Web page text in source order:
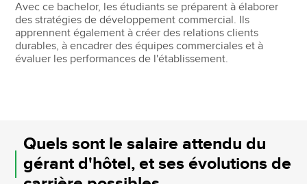
Avec ce bachelor, les étudiants se préparent à élaborer
des stratégies de développement commercial. Ils
apprennent également à créer des relations clients
durables, à encadrer des équipes commerciales et à
évaluer les performances de l'établissement.
Quels sont le salaire attendu du
gérant d'hôtel, et ses évolutions de